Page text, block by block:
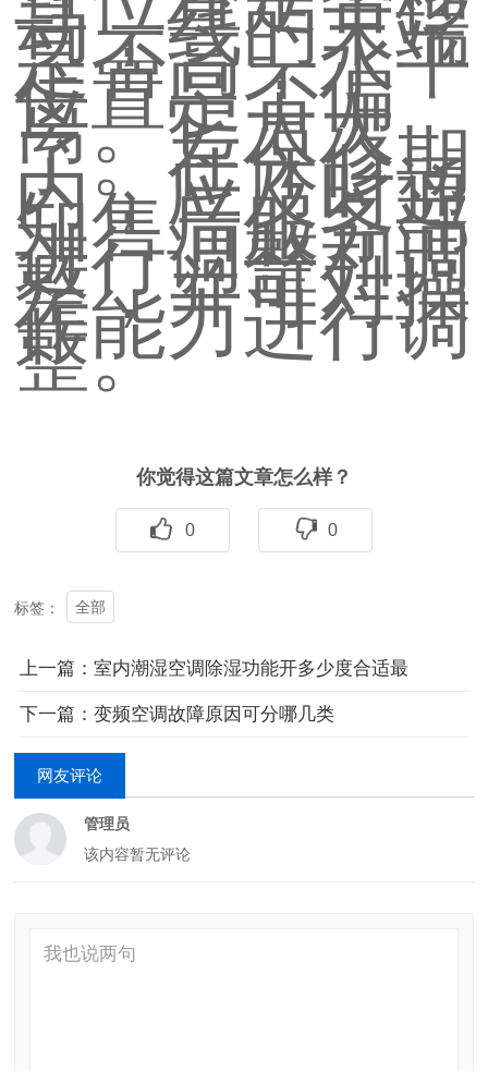
动，线的末端
是否高，水平
位置是否偏
离。它太大
了。在保修期
内，应及时通
知售后服务部
进行调整和调
整，并可对操
作能力进行调
整。
你觉得这篇文章怎么样？
0 0
标签： 全部
上一篇：室内潮湿空调除湿功能开多少度合适最
下一篇：变频空调故障原因可分哪几类
网友评论
管理员
该内容暂无评论